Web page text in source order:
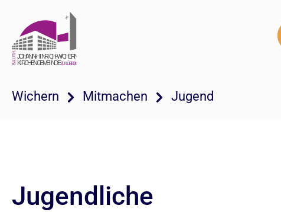
Wichern Mitmachen Jugend
Jugendliche